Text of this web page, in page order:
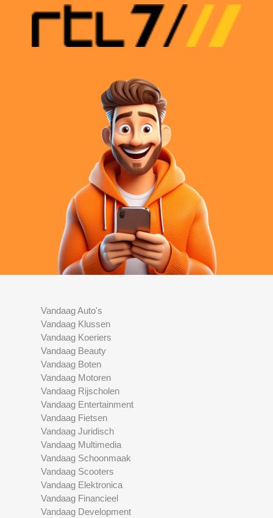
Vandaag Auto's
Vandaag Klussen
Vandaag Koeriers
Vandaag Beauty
Vandaag Boten
Vandaag Motoren
Vandaag Rijscholen
Vandaag Entertainment
Vandaag Fietsen
Vandaag Juridisch
Vandaag Multimedia
Vandaag Schoonmaak
Vandaag Scooters
Vandaag Elektronica
Vandaag Financieel
Vandaag Development